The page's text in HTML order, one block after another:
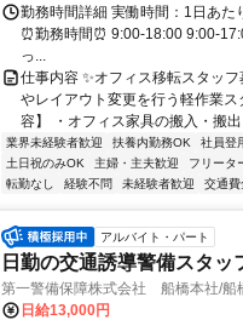
勤務時間詳細 実働時間：1日あた
⏰勤務時間⏰ 9:00-18:00 9:00-
っ...
仕事内容 ✨オフィス移転スタッ
やレイアウト変更を行う軽作業
容】 ・オフィス家具の搬入・搬
業界未経験者歓迎 扶養内勤務OK 社員登
土日祝のみOK
主婦・主夫歓迎 フリータ
転勤なし
経験不問 未経験者歓迎 交通費
アルバイト・パート
日勤の交通誘導警備スタ
第一警備保障株式会社 船橋本社/船
日給13,000円